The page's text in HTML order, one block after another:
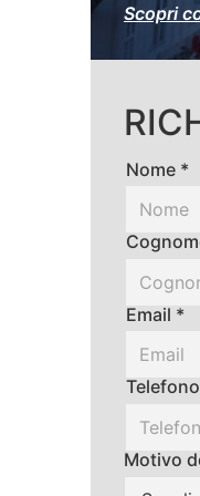
Scopri
Nome *
Email *
Motivo